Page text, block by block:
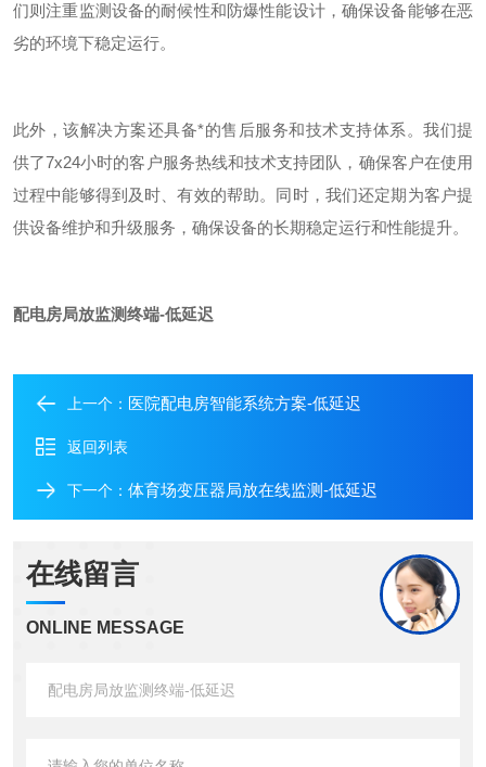
们则注重监测设备的耐候性和防爆性能设计，确保设备能够在恶
劣的环境下稳定运行。
此外，该解决方案还具备*的售后服务和技术支持体系。我们提
供了7x24小时的客户服务热线和技术支持团队，确保客户在使用
过程中能够得到及时、有效的帮助。同时，我们还定期为客户提
供设备维护和升级服务，确保设备的长期稳定运行和性能提升。
配电房局放监测终端-低延迟
上一个： 医院配电房智能系统方案-低延迟
返回列表
下一个： 体育场变压器局放在线监测-低延迟
在线留言
ONLINE MESSAGE